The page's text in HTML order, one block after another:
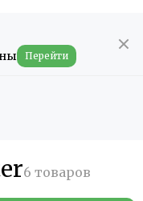
Перейти